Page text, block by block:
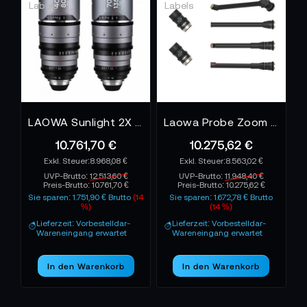
10.761,70 €
8.968,08 €
UVP-Brutto: 12.513,60 €
Preis-Brutto: 10.761,70 €
Sie sparen: 1.751,90 € Brutto(14
%)
Lieferzeit: Vorbestelldar-
Wareneingang erwartet
In den Warenkorb
10.275,62 €
8.563,02 €
UVP-Brutto: 11.948,40 €
Preis-Brutto: 10.275,62 €
Sie sparen: 1.672,78 € Brutto
(14 %)
Lieferzeit: Vorbestelldar-
Wareneingang erwartet
In den Warenkorb